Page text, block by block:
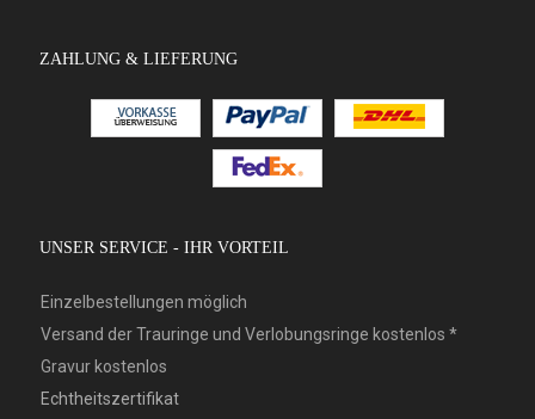
ZAHLUNG & LIEFERUNG
UNSER SERVICE - IHR VORTEIL
Einzelbestellungen möglich
Versand der Trauringe und Verlobungsringe kostenlos *
Gravur kostenlos
Echtheitszertifikat